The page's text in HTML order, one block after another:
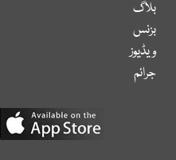
بلاگ
بزنس
ویڈیوز
جرائم